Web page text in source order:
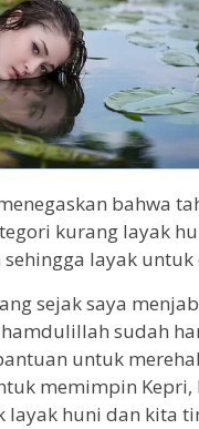
bahwa
kurang layak
layak
sejak saya
sudah
untuk
memimpin
layak huni dan kita